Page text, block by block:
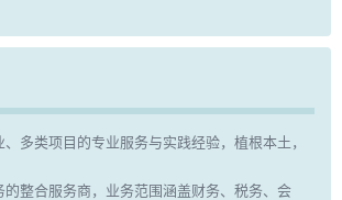
多类项目的专业服务与实践经验，植根本土，
整合服务商，业务范围涵盖财务、税务、会